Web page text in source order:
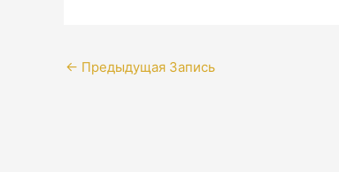
← Предыдущая Запись